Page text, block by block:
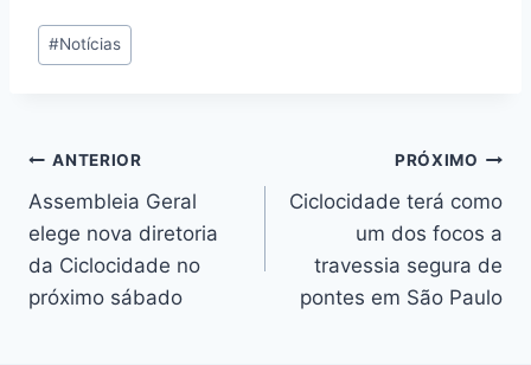
Tags
do
#Notícias
Navegação
de
Post
ANTERIOR
Assembleia Geral
elege nova diretoria
da Ciclocidade no
próximo sábado
PRÓXIMO
Ciclocidade terá como
um dos focos a
travessia segura de
pontes em São Paulo